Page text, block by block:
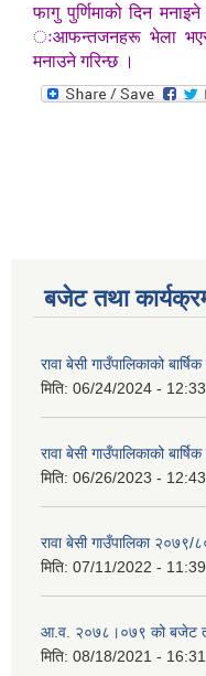
फागु पुर्णिमाको दिन
ःआफन्तजनहरू भेला भएर
मनाउने गरिन्छ ।
बजेट तथा
रावा बेसी गाउँपालिकाको
मिति: 06/24/2024 - 12:33
रावा बेसी गाउँपालिकाको
मिति: 06/26/2023 - 12:43
रावा बेसी गाउँपालिका
मिति: 07/11/2022 - 11:39
आ.व. २०७८।०७९ को बजेट
मिति: 08/18/2021 - 16:31